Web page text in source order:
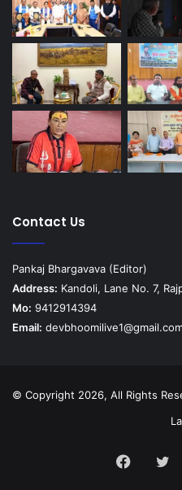
Contact Us
Pankaj Bhargavava (Editor)
Address: Kandoli, Lane No. 7,
Mo: 9412914394
Email:
© Copyright 2026, All Rights